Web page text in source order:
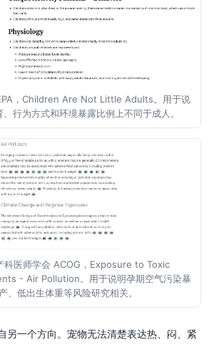
，Children Are Not Little Adults。用于说
行为方式和环境暴露比例上不同于成人。
科医师学会 ACOG，Exposure to Toxic
- Air Pollution。用于说明孕期空气污染暴
、低出生体重等风险研究相关。
另一个方向。宠物无法清楚表达热、闷、紧